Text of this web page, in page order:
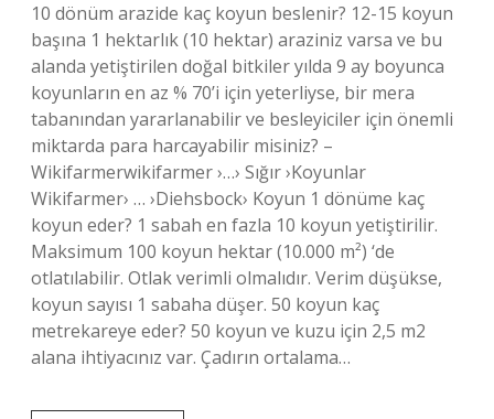
10 dönüm arazide kaç koyun beslenir? 12-15 koyun
başına 1 hektarlık (10 hektar) araziniz varsa ve bu
alanda yetiştirilen doğal bitkiler yılda 9 ay boyunca
koyunların en az % 70’i için yeterliyse, bir mera
tabanından yararlanabilir ve besleyiciler için önemli
miktarda para harcayabilir misiniz? –
Wikifarmerwikifarmer ›…› Sığır ›Koyunlar
Wikifarmer› … ›Diehsbock› Koyun 1 dönüme kaç
koyun eder? 1 sabah en fazla 10 koyun yetiştirilir.
Maksimum 100 koyun hektar (10.000 m²) ‘de
otlatılabilir. Otlak verimli olmalıdır. Verim düşükse,
koyun sayısı 1 sabaha düşer. 50 koyun kaç
metrekareye eder? 50 koyun ve kuzu için 2,5 m2
alana ihtiyacınız var. Çadırın ortalama…